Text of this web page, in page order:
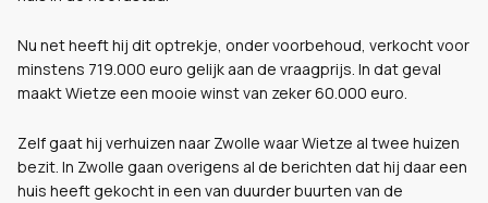
Nu net heeft hij dit optrekje, onder voorbehoud, verkocht voor
minstens 719.000 euro gelijk aan de vraagprijs. In dat geval
maakt Wietze een mooie winst van zeker 60.000 euro.
Zelf gaat hij verhuizen naar Zwolle waar Wietze al twee huizen
bezit. In Zwolle gaan overigens al de berichten dat hij daar een
huis heeft gekocht in een van duurder buurten van de